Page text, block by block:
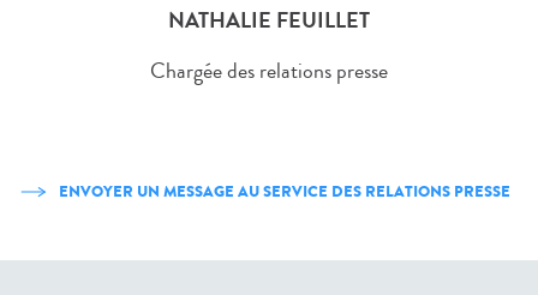
NATHALIE FEUILLET
Chargée des relations presse
ENVOYER UN MESSAGE AU SERVICE DES RELATIONS PRESSE